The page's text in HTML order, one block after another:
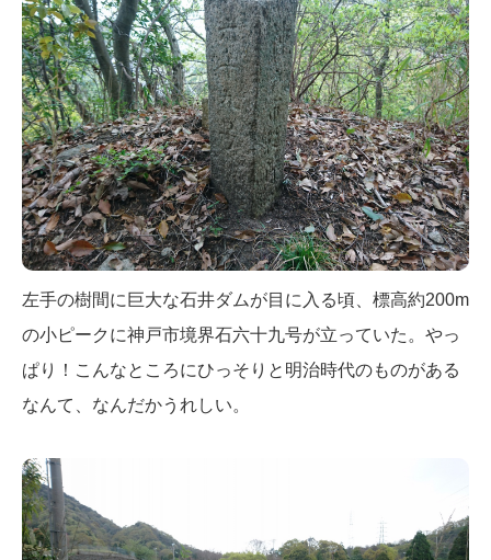
左手の樹間に巨大な石井ダムが目に入る頃、標高約200m
の小ピークに神戸市境界石六十九号が立っていた。やっ
ぱり！こんなところにひっそりと明治時代のものがある
なんて、なんだかうれしい。